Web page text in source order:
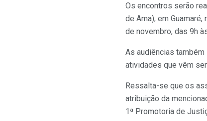
Os encontros serão
de Ama); em
de novembro, das 9h
As audiências
atividades que vêm
Ressalta-se que os
atribuição da
1ª Promotoria de